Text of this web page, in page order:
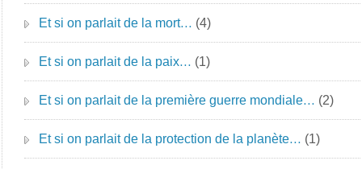
Et si on parlait de la mort… (4)
Et si on parlait de la paix… (1)
Et si on parlait de la première guerre mondiale… (2)
Et si on parlait de la protection de la planète… (1)